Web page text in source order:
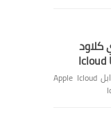
افضل طرق فتح حساب اي كلاود مغلق لاجهزة ابل Apple Icloud